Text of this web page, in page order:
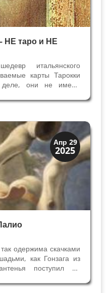
НЕ таро и НЕ
итальянского
карты Тарокки
они не имеют
Венето Андреа
Апр 29
2025
одержима скачками
как Гонзага из
поступил на
лошадей. На своей